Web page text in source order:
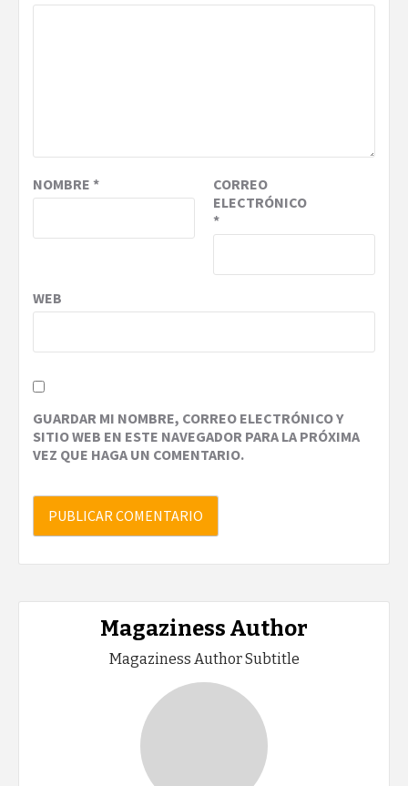
NOMBRE *
CORREO
ELECTRÓNICO
*
WEB
GUARDAR MI NOMBRE, CORREO ELECTRÓNICO Y
SITIO WEB EN ESTE NAVEGADOR PARA LA PRÓXIMA
VEZ QUE HAGA UN COMENTARIO.
Magaziness Author
Magaziness Author Subtitle